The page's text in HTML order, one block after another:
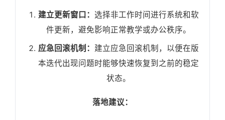
建立更新窗口： 选择非工作时间进行系统和软
件更新，避免影响正常教学或办公秩序。
应急回滚机制： 建立应急回滚机制，以便在版
本迭代出现问题时能够快速恢复到之前的稳定
状态。
落地建议：